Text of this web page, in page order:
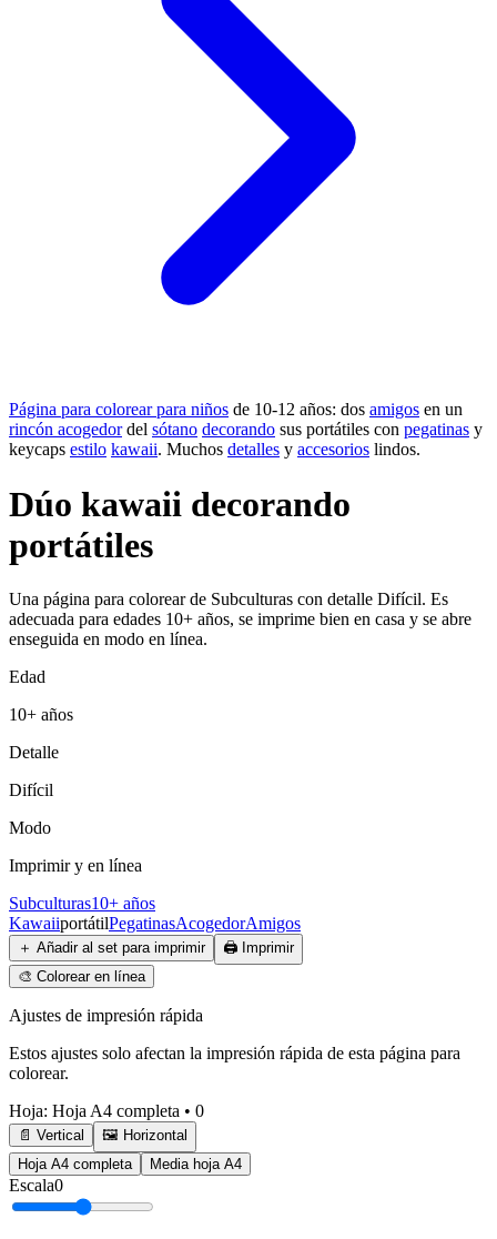
Página para colorear para niños de 10-12 años: dos amigos en un
rincón acogedordel sótano decorando sus portátiles con pegatinas y
keycaps estilo kawaii. Muchos detalles y accesorios lindos.
Dúo kawaii decorando
portátiles
Una página para colorear de Subculturas con detalle Difícil. Es
adecuada para edades 10+ años, se imprime bien en casa y se abre
enseguida en modo en línea.
Edad
10+ años
Detalle
Difícil
Modo
Imprimir y en línea
Subculturas10+ años
KawaiiportátilPegatinasAcogedorAmigos
＋ Añadir al set para imprimir 🖨️ Imprimir
🎨 Colorear en línea
Ajustes de impresión rápida
Estos ajustes solo afectan la impresión rápida de esta página para
colorear.
Hoja: Hoja A4 completa • 0
📄 Vertical
🖼️ Horizontal
Hoja A4 completa
Media hoja A4
Escala0